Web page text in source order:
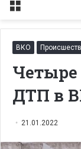
Меню
ВКО
Четыре
ДТП в
21.01.2022